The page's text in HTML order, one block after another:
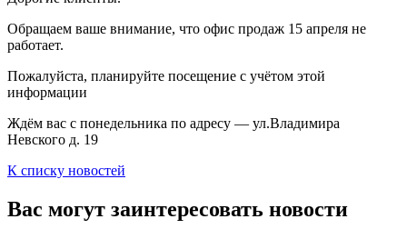
Обращаем ваше внимание, что офис продаж 15 апреля не
работает.
Пожалуйста, планируйте посещение с учётом этой
информации
Ждём вас с понедельника по адресу — ул.Владимира
Невского д. 19
К списку новостей
Вас могут заинтересовать новости